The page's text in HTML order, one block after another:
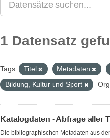
1 Datensatz
Tags: Titel Metadaten
Bildung, Kultur und Sport
Katalogdaten - Abfrage aller
Die bibliographischen Metadaten aus